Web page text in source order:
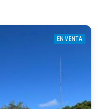
EN VENTA